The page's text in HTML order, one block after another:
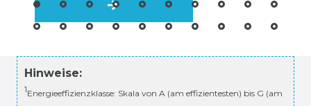
Hinweise:
1Energieeffizienzklasse: Skala von A (am effizientesten) bis G (am